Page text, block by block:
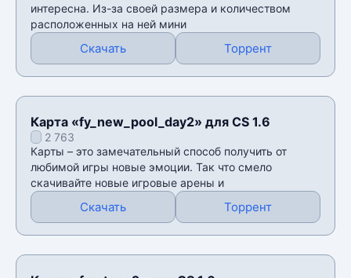
интересна. Из-за своей размера и количеством
расположенных на ней мини
Скачать Торрент
Карта «fy_new_pool_day2» для CS 1.6
2 763
Карты – это замечательный способ получить от
любимой игры новые эмоции. Так что смело
скачивайте новые игровые арены и
Скачать Торрент